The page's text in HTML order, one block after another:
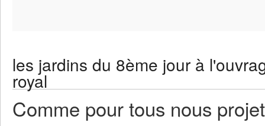
les jardins du 8ème jour à
royal
Comme pour tous nous